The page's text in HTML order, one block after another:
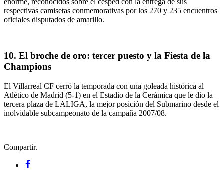
respectivas camisetas conmemorativas por los 270 y 235 encuentros
oficiales disputados de amarillo.
10. El broche de oro: tercer puesto y la Fiesta de la
Champions
El Villarreal CF cerró la temporada con una goleada histórica al
Atlético de Madrid (5-1) en el Estadio de la Cerámica que le dio la
tercera plaza de LALIGA, la mejor posición del Submarino desde el
inolvidable subcampeonato de la campaña 2007/08.
Compartir.